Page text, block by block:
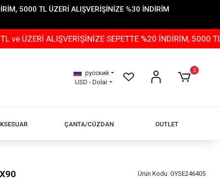
5000 TL ÜZERİ ALIŞVERİŞİNİZE %30 İNDİRİM
ALIŞVERİŞİNİZE SEPETTE %20 İNDİRİM, 5000 TL
русский
USD - Dolar
0
ÇANTA/CÜZDAN OUTLET
Ürün Kodu: GYSE246405